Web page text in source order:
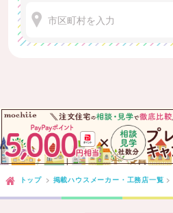
トップ 掲載ハウスメーカー・工務店一覧